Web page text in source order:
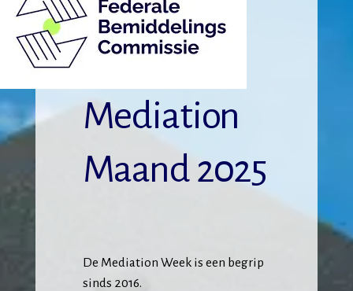
Mediation
Maand 2025
De Mediation Week is een begrip
sinds 2016.